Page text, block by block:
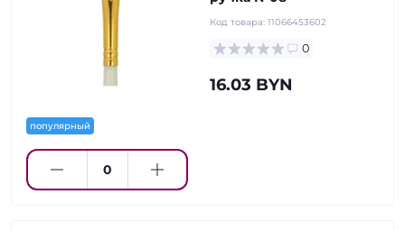
популярный
Код товара: 11066453602
0
16.03 BYN